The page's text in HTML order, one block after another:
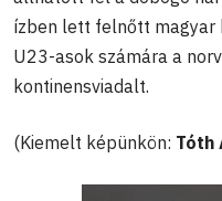
ízben lett felnőtt magyar
U23-asok számára a
kontinensviadalt.
(Kiemelt képünkön: Tóth